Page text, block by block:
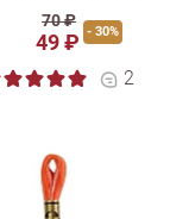
70 ₽
49 ₽ - 30%
2